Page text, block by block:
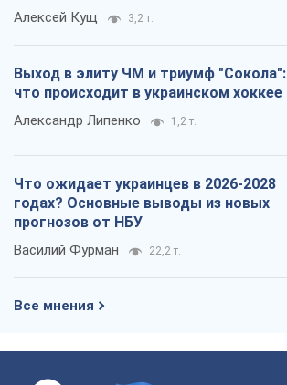
Алексей Кущ 3,2 т.
Выход в элиту ЧМ и триумф "Сокола":
что происходит в украинском хоккее
Александр Липенко 1,2 т.
Что ожидает украинцев в 2026-2028
годах? Основные выводы из новых
прогнозов от НБУ
Василий Фурман 22,2 т.
Все мнения